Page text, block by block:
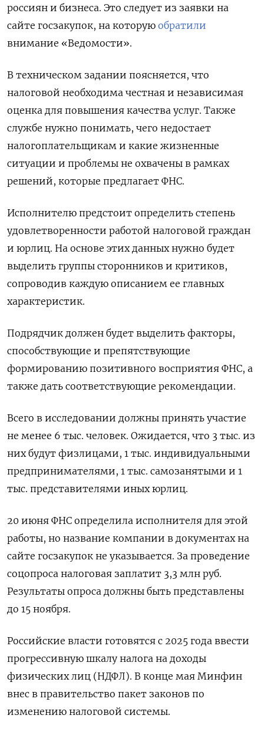
россиян и бизнеса. Это следует из заявки на
сайте госзакупок, на которую обратили
внимание «Ведомости».
В техническом задании поясняется, что
налоговой необходима честная и независимая
оценка для повышения качества услуг. Также
службе нужно понимать, чего недостает
налогоплательщикам и какие жизненные
ситуации и проблемы не охвачены в рамках
решений, которые предлагает ФНС.
Исполнителю предстоит определить степень
удовлетворенности работой налоговой граждан
и юрлиц. На основе этих данных нужно будет
выделить группы сторонников и критиков,
сопроводив каждую описанием ее главных
характеристик.
Подрядчик должен будет выделить факторы,
способствующие и препятствующие
формированию позитивного восприятия ФНС, а
также дать соответствующие рекомендации.
Всего в исследовании должны принять участие
не менее 6 тыс. человек. Ожидается, что 3 тыс. из
них будут физлицами, 1 тыс. индивидуальными
предпринимателями, 1 тыс. самозанятыми и 1
тыс. представителями иных юрлиц.
20 июня ФНС определила исполнителя для этой
работы, но название компании в документах на
сайте госзакупок не указывается. За проведение
соцопроса налоговая заплатит 3,3 млн руб.
Результаты опроса должны быть представлены
до 15 ноября.
Российские власти готовятся с 2025 года ввести
прогрессивную шкалу налога на доходы
физических лиц (НДФЛ). В конце мая Минфин
внес в правительство пакет законов по
изменению налоговой системы.